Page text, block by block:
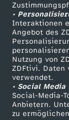
•
Interaktionen
Angebot des
Nutzung von
ZDFtivi. Daten
verwendet.
• Social
Social-Media-
Anbietern.
zu
l
e
:
K
Livestreams
Sendungen A-Z
TV-Programm
ZDF Unternehmen
Karriere